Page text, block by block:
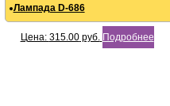
Лампада D-686
Цена: 315.00руб. Подробнее